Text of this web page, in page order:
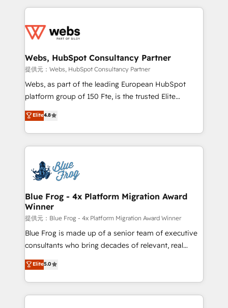
adoption, sales process and marketing results.
the first time 🔧 Designing and optimising your
and build using HubSpot 🔌 Integrating HubSpot
with other systems 🎓 Training your teams to be
HubSpot pros 📊 Lead generation services using
HubSpot Why us? - SIX HubSpot Accreditations -
CRM, Solutions Architecture, Onboarding , Data
Migration, Custom Integration & Platform
team of 25+ experts Contact us today to help you
get more from your investment in HubSpot.
Webs, HubSpot Consultancy Partner
提供元：Webs, HubSpot Consultancy Partner
Webs, as part of the leading European HubSpot
platform group of 150 Fte, is the trusted Elite
HubSpot CRM Partner offering you a roadmap on
maximizing EBITDA and achieving Commercial
Excellence. With our targeted processes, we
strengthen your digital transformation and minimize
Implementation partner, we provide expertise to
drive your business forward. Since 2015 we are fully
dedicated to HubSpot and with an experienced
team (50+), we work with reputable companies in
B2B sectors such as manufacturing, SaaS and
business services. We prepare a customized
business case that demonstrates the value and
detailed financial rationale with a focus on ROI and
TCO. As a trusted extension of your team, we
Elite4.8
Blue Frog - 4x Platform Migration Award
Winner
提供元：Blue Frog - 4x Platform Migration Award Winner
Blue Frog is made up of a senior team of executive
consultants who bring decades of relevant, real
world experience to our client engagements. "Blue
Frog is a top, trusted partner in HubSpot's
ecosystem for a reason. Their team brings over a
decade of experience to the table, along with deep
Elite5.0